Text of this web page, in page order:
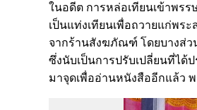
ในอดีต การหล่อเทียนเข้าพร
เป็นแท่งเทียนเพื่อถวายแก่พ
จากร้านสังฆภัณฑ์ โดยบางส่ว
ซึ่งนับเป็นการปรับเปลี่ยนที่ได้
มาจุดเพื่ออ่านหนังสืออีกแล้ว